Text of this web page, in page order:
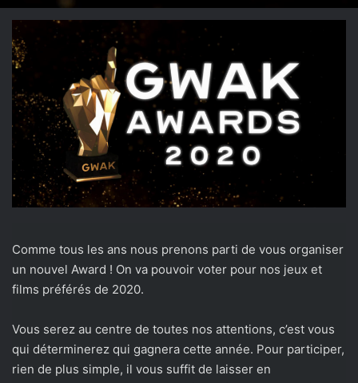
Comme tous les ans nous prenons parti de vous organiser
un nouvel Award ! On va pouvoir voter pour nos jeux et
films préférés de 2020.
Vous serez au centre de toutes nos attentions, c’est vous
qui déterminerez qui gagnera cette année. Pour participer,
rien de plus simple, il vous suffit de laisser en